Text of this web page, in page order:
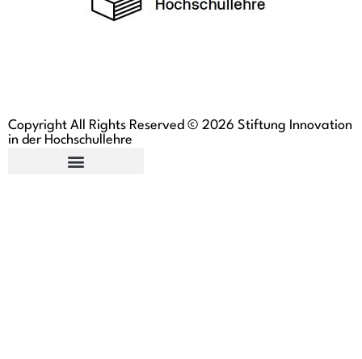
Copyright All Rights Reserved © 2026 Stiftung Innovation
in der Hochschullehre